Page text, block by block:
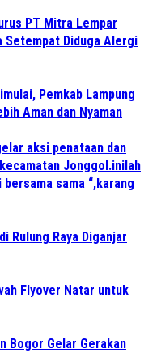
PT Mitra Lempar
Setempat Diduga Alergi
Pemkab Lampung
Aman dan Nyaman
aksi penataan dan
Jonggol.inilah
sama “,karang
Rulung Raya Diganjar
Flyover Natar untuk
Bogor Gelar Gerakan